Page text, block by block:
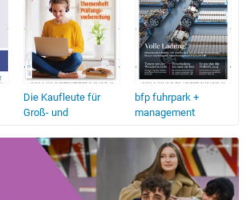
Die Kaufleute für
Groß- und
bfp fuhrpark +
management